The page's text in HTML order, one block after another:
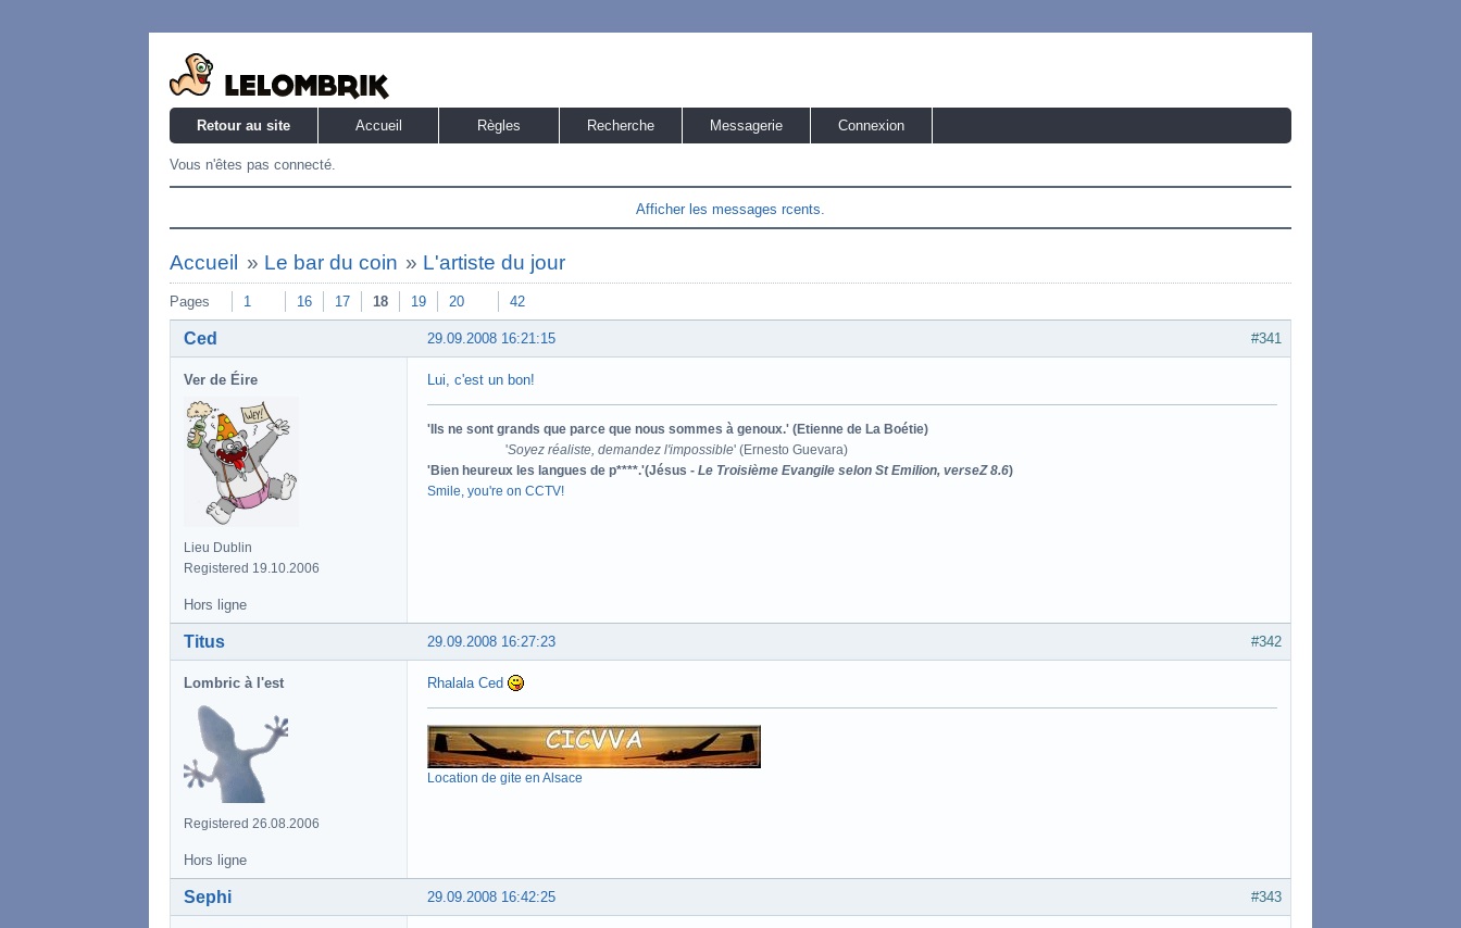
Retour au site Accueil Règles Recherche Messagerie Connexion
Vous n'êtes pas connecté.
Afficher les messages rcents.
Accueil » Le bar du coin » L'artiste du jour
Pages 1 16 17 18 19 20 42
#341
29.09.2008 16:21:15
Ced
Ver de Éire
Lieu Dublin
Registered 19.10.2006
Lui, c'est un bon!
'Ils ne sont grands que parce que nous sommes à genoux.' (Etienne de La Boétie)
'Soyez réaliste, demandez l'impossible' (Ernesto Guevara)
'Bien heureux les langues de p****.'(Jésus - Le Troisième Evangile selon St Emilion, verseZ 8.6)
Smile, you're on CCTV!
Hors ligne
#342
29.09.2008 16:27:23
Titus
Lombric à l'est
Registered 26.08.2006
Rhalala Ced
Location de gite en Alsace
Hors ligne
#343
29.09.2008 16:42:25
Sephi